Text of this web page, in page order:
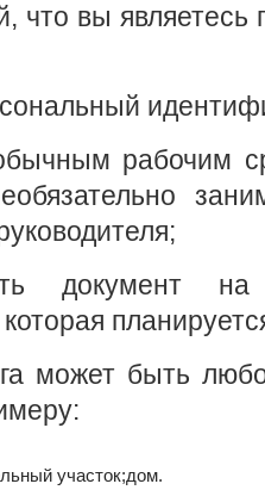
что вы
рабочим
документ на
может быть
участок;дом.